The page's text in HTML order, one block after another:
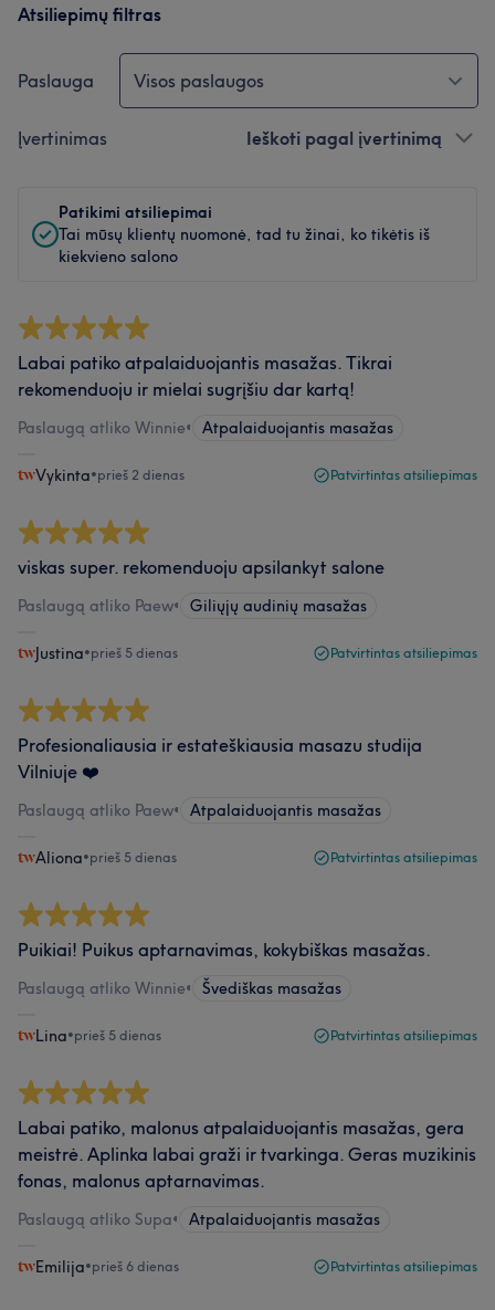
Atsiliepimų filtras
Paslauga Visos paslaugos
Įvertinimas Ieškoti pagal įvertinimą
Patikimi atsiliepimai
Tai mūsų klientų nuomonė, tad tu žinai, ko tikėtis iš
kiekvieno salono
Labai patiko atpalaiduojantis masažas. Tikrai
rekomenduoju ir mielai sugrįšiu dar kartą!
Paslaugą atliko Winnie• Atpalaiduojantis masažas
Vykinta•prieš 2 dienas Patvirtintas atsiliepimas
viskas super. rekomenduoju apsilankyt salone
Paslaugą atliko Paew• Giliųjų audinių masažas
Justina•prieš 5 dienas Patvirtintas atsiliepimas
Profesionaliausia ir estateškiausia masazu studija
Vilniuje ❤️
Paslaugą atliko Paew• Atpalaiduojantis masažas
Aliona•prieš 5 dienas Patvirtintas atsiliepimas
Puikiai! Puikus aptarnavimas, kokybiškas masažas.
Paslaugą atliko Winnie• Švediškas masažas
Lina•prieš 5 dienas Patvirtintas atsiliepimas
Labai patiko, malonus atpalaiduojantis masažas, gera
meistrė. Aplinka labai graži ir tvarkinga. Geras muzikinis
fonas, malonus aptarnavimas.
Paslaugą atliko Supa• Atpalaiduojantis masažas
Emilija•prieš 6 dienas Patvirtintas atsiliepimas